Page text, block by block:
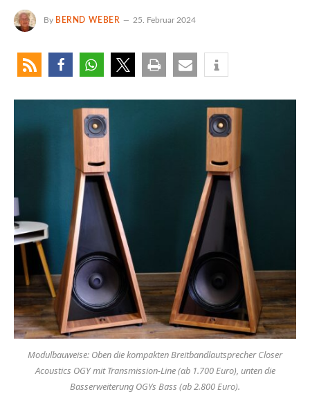
By BERND WEBER 25. Februar 2024
Modulbauweise: Oben die kompakten Breitbandlautsprecher Closer
Acoustics OGY mit Transmission-Line (ab 1.700 Euro), unten die
Basserweiterung OGYs Bass (ab 2.800 Euro).